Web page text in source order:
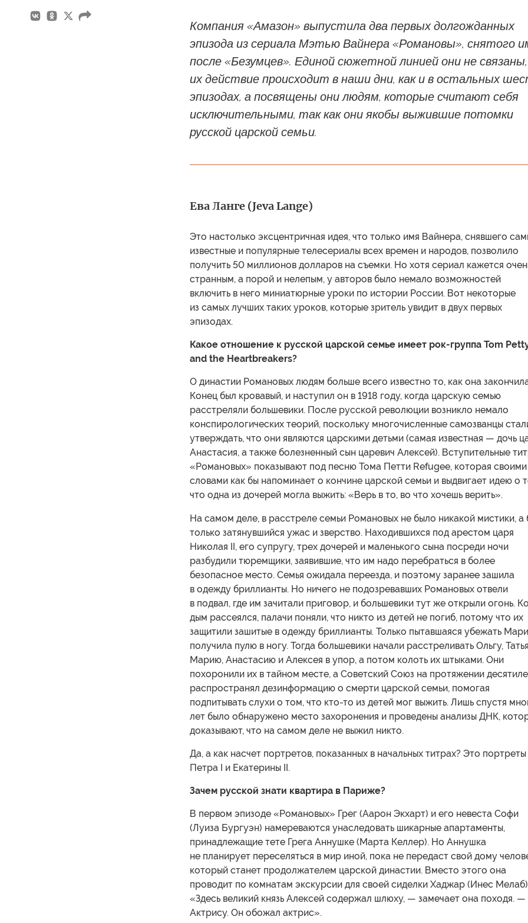
Компания «Амазон» выпустила два первых долгожданных
эпизода из сериала Мэтью Вайнера «Романовы», снятого
после «Безумцев». Единой сюжетной линией они не
их действие происходит в наши дни, как и в остальных
эпизодах, а посвящены они людям, которые считают себя
исключительными, так как они якобы выжившие потомки
русской царской семьи.
Ева Ланге (Jeva Lange)
Это настолько эксцентричная идея, что только имя Вайнера, снявшего
известные и популярные телесериалы всех времен и народов, позволило
получить 50 миллионов долларов на съемки. Но хотя сериал кажется
странным, а порой и нелепым, у авторов было немало возможностей
включить в него миниатюрные уроки по истории России. Вот некоторые
из самых лучших таких уроков, которые зритель увидит в двух первых
эпизодах.
Какое отношение к русской царской семье имеет рок-группа Tom
and the Heartbreakers?
О династии Романовых людям больше всего известно то, как она
Конец был кровавый, и наступил он в 1918 году, когда царскую семью
расстреляли большевики. После русской революции возникло немало
конспирологических теорий, поскольку многочисленные самозванцы
утверждать, что они являются царскими детьми (самая известная — дочь
Анастасия, а также болезненный сын царевич Алексей). Вступительные
«Романовых» показывают под песню Тома Петти Refugee, которая своими
словами как бы напоминает о кончине царской семьи и выдвигает идею о
что одна из дочерей могла выжить: «Верь в то, во что хочешь верить».
На самом деле, в расстреле семьи Романовых не было никакой мистики, а
только затянувшийся ужас и зверство. Находившихся под арестом царя
Николая II, его супругу, трех дочерей и маленького сына посреди ночи
разбудили тюремщики, заявившие, что им надо перебраться в более
безопасное место. Семья ожидала переезда, и поэтому заранее зашила
в одежду бриллианты. Но ничего не подозревавших Романовых отвели
в подвал, где им зачитали приговор, и большевики тут же открыли огонь.
дым рассеялся, палачи поняли, что никто из детей не погиб, потому что их
защитили зашитые в одежду бриллианты. Только пытавшаяся убежать
получила пулю в ногу. Тогда большевики начали расстреливать Ольгу,
Марию, Анастасию и Алексея в упор, а потом колоть их штыками. Они
похоронили их в тайном месте, а Советский Союз на протяжении
распространял дезинформацию о смерти царской семьи, помогая
подпитывать слухи о том, что кто-то из детей мог выжить. Лишь спустя
лет было обнаружено место захоронения и проведены анализы ДНК,
доказывают, что на самом деле не выжил никто.
Да, а как насчет портретов, показанных в начальных титрах? Это портреты
Петра I и Екатерины II.
Зачем русской знати квартира в Париже?
В первом эпизоде «Романовых» Грег (Аарон Экхарт) и его невеста Софи
(Луиза Бургуэн) намереваются унаследовать шикарные апартаменты,
принадлежащие тете Грега Аннушке (Марта Келлер). Но Аннушка
не планирует переселяться в мир иной, пока не передаст свой дому
который станет продолжателем царской династии. Вместо этого она
проводит по комнатам экскурсии для своей сиделки Хаджар (Инес
«Здесь великий князь Алексей содержал шлюху, — замечает она походя. —
Актрису. Он обожал актрис».